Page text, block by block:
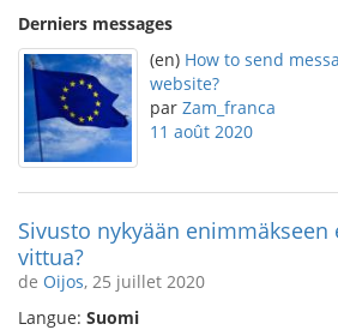
Derniers messages
(en) How to send
website?
par Zam_franca
11 août 2020
Sivusto nykyään
vittua?
de Oijos, 25 juillet 2020
Langue: Suomi